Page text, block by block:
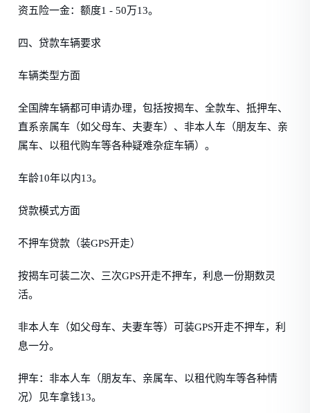
资五险一金：额度1 - 50万13。
四、贷款车辆要求
车辆类型方面
全国牌车辆都可申请办理，包括按揭车、全款车、抵押车、
直系亲属车（如父母车、夫妻车）、非本人车（朋友车、亲
属车、以租代购车等各种疑难杂症车辆）。
车龄10年以内13。
贷款模式方面
不押车贷款（装GPS开走）
按揭车可装二次、三次GPS开走不押车，利息一份期数灵
活。
非本人车（如父母车、夫妻车等）可装GPS开走不押车，利
息一分。
押车：非本人车（朋友车、亲属车、以租代购车等各种情
况）见车拿钱13。